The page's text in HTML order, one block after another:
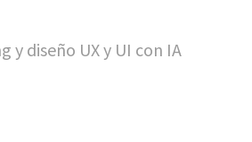
y diseño UX y UI con IA